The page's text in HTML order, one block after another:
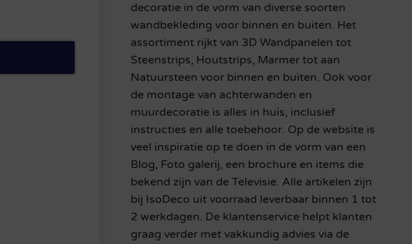
decoratie in de vorm van diverse soorten
wandbekleding voor binnen en buiten. Het
assortiment rijkt van 3D Wandpanelen tot
Steenstrips, Houtstrips, Marmer tot aan
Natuursteen voor binnen en buiten. Ook voor
de montage van achterwanden en
muurdecoratie is alles in huis, inclusief
instructies en alle toebehoor. Op de website is
veel inspiratie op te doen in de vorm van een
Blog, Foto galerij, een brochure en items die
bekend zijn van de Televisie. Alle artikelen zijn
bij IsoDeco uit voorraad leverbaar binnen 1 tot
2 werkdagen. De klantenservice helpt klanten
graag verder met vakkundig advies via de